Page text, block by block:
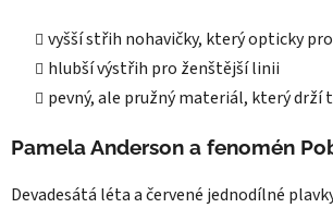
vyšší střih nohavičky, který opticky
hlubší výstřih pro ženštější linii
pevný, ale pružný materiál, který drží
Pamela Anderson a fenomén
Devadesátá léta a červené jednodílné